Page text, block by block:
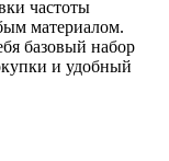
частоты
материалом.
базовый набор
и удобный